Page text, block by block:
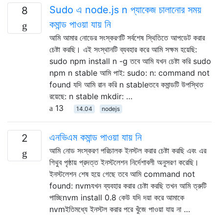
8
Sudo এ node.js n প্যাকেজ চালানোর সময়
কমান্ড পাওয়া যায় নি
আমি আমার নোডের সংস্করণটি সর্বশেষ স্থিতিতে আপডেট করার
চেষ্টা করছি। এই সংস্থানটি ব্যবহার করে আমি সক্ষম হয়েছি:
sudo npm install n -g তবে আমি যখন চেষ্টা করি sudo
npm n stable আমি পাই: sudo: n: command not
found যদি আমি রান করি n stableতবে কমান্ডটি উপস্থিত
রয়েছে: n stable mkdir: …
13
14.04 nodejs
2 এনভিএম কমান্ড পাওয়া যায় নি
আমি নোড সংস্করণ পরিচালক ইনস্টল করার চেষ্টা করছি এবং এর
গিথুব পৃষ্ঠায় প্রদত্ত ইনস্টলেশন নির্দেশাবলী অনুসরণ করেছি।
ইনস্টলেশন শেষ হয়ে গেছে তবে আমি command not
found: nvmযখন ব্যবহার করার চেষ্টা করছি তখন আমি ত্রুটি
পাচ্ছিnvm install 0.8 কেউ যদি দয়া করে আমাকে
nvmইতিমধ্যে ইনস্টল করার পরে খুঁজে পাওয়া যায় না …